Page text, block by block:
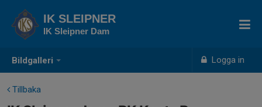
Bildgalleri Logga in
IK SLEIPNER
IK Sleipner Dam
Tillbaka